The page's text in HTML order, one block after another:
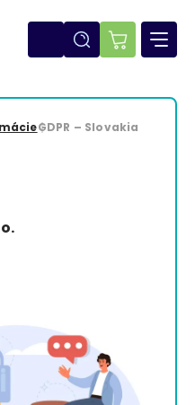
E-
GDPR – Slovakia